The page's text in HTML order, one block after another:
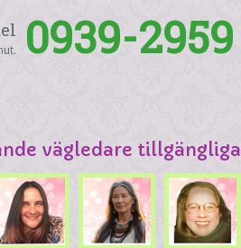
0939-2959
vägledare tillgängliga